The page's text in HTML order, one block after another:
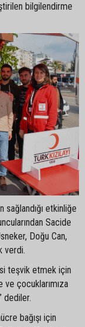
bilgilendirme
sağlandığı etkinliğe
Sacide
Doğu Can,
verdi.
teşvik etmek için
ve çocuklarımıza
dediler.
bağışı için